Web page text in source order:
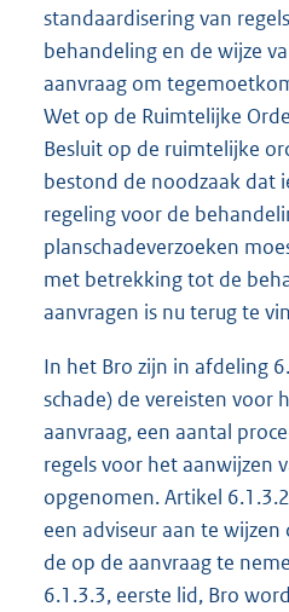
standaardisering van
behandeling en de wijze
aanvraag om
Wet op de Ruimtelijke
Besluit op de ruimtelijke
bestond de noodzaak dat
regeling voor de
planschadeverzoeken
met betrekking tot de
aanvragen is nu terug te
In het Bro zijn in afdeling
schade) de vereisten voor
aanvraag, een aantal
regels voor het aanwijzen
opgenomen. Artikel
een adviseur aan te
de op de aanvraag te
6.1.3.3, eerste lid, Bro